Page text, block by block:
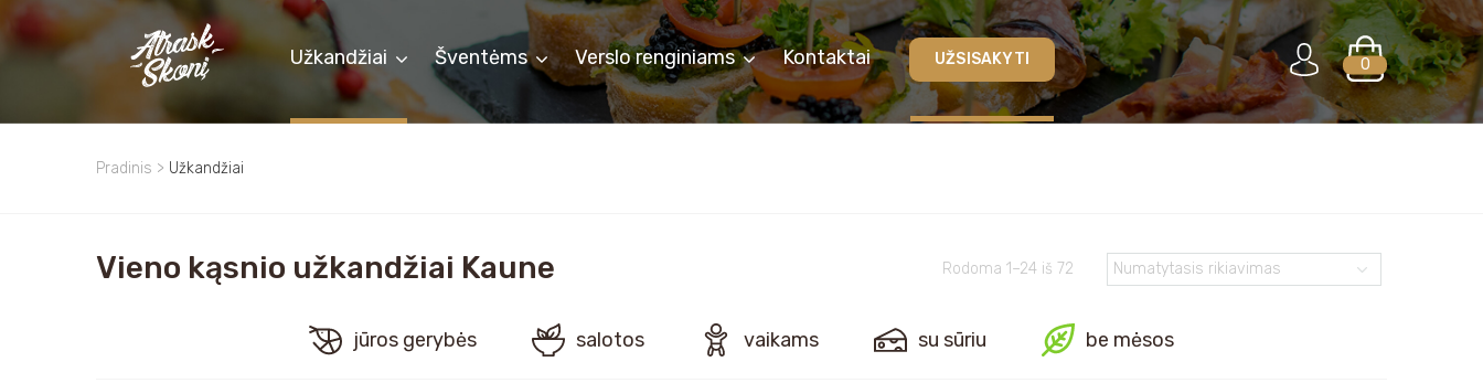
Užkandžiai Šventėms Verslo renginiams Kontaktai UŽSISAKYTI 0
Pradinis > Užkandžiai
Vieno kąsnio užkandžiai Kaune Rodoma 1–24 iš 72
jūros gerybės salotos vaikams su sūriu be mėsos